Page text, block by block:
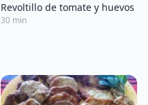
Revoltillo de tomate y huevos
30 min